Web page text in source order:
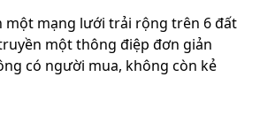
một mạng lưới trải rộng trên 6 đất
một thông điệp đơn giản
có người mua, không còn kẻ